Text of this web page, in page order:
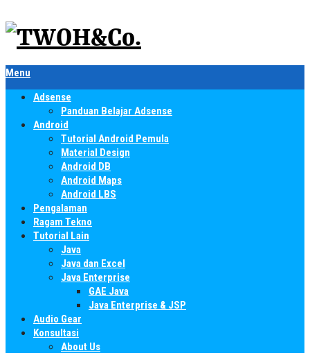
Menu
Adsense
Panduan Belajar Adsense
Android
Tutorial Android Pemula
Material Design
Android DB
Android Maps
Android LBS
Pengalaman
Ragam Tekno
Tutorial Lain
Java
Java dan Excel
Java Enterprise
GAE Java
Java Enterprise & JSP
Audio Gear
Konsultasi
About Us